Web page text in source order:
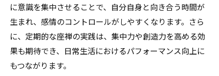
に意識を集中させることで、自分自身と向き合う時間が
生まれ、感情のコントロールがしやすくなります。さら
に、定期的な座禅の実践は、集中力や創造力を高める効
果も期待でき、日常生活におけるパフォーマンス向上に
もつながります。